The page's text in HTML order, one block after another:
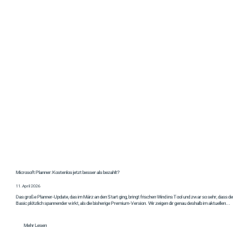
Microsoft Planner: Kostenlos jetzt besser als bezahlt?
11. April 2026
Das große Planner‑Update, das im März an den Start ging, bringt frischen Wind ins Tool und zwar so sehr, dass
Basic plötzlich spannender wirkt, als die bisherige Premium‑Version. Wir zeigen dir genau deshalb im aktuellen...
Mehr Lesen